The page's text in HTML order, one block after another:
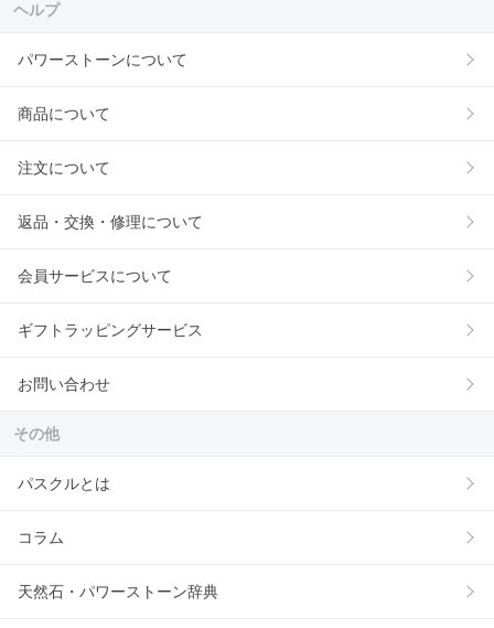
ヘルプ
パワーストーンについて
商品について
注文について
返品・交換・修理について
会員サービスについて
ギフトラッピングサービス
お問い合わせ
その他
パスクルとは
コラム
天然石・パワーストーン辞典